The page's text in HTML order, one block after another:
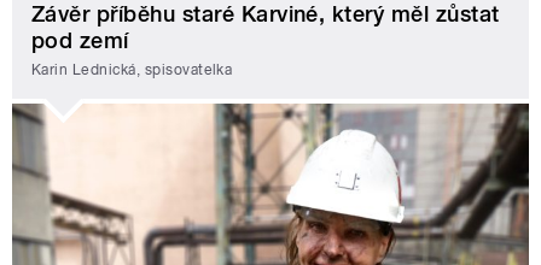
Závěr příběhu staré Karviné, který měl zůstat
pod zemí
Karin Lednická, spisovatelka